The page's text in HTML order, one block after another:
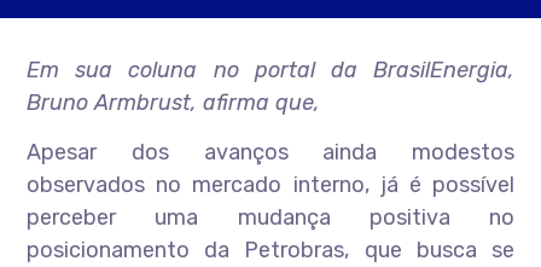
Em sua coluna no portal da BrasilEnergia,
Bruno Armbrust, afirma que,
Apesar dos avanços ainda modestos
observados no mercado interno, já é possível
perceber uma mudança positiva no
posicionamento da Petrobras, que busca se